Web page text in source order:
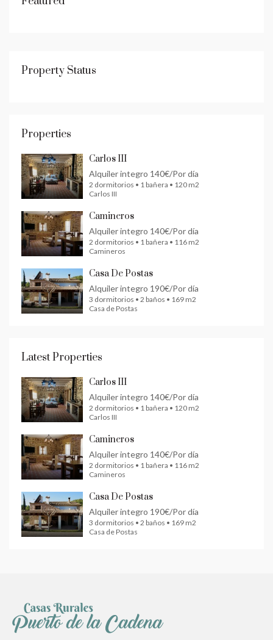
Property Status
Properties
Carlos III
Alquiler integro 140€/Por día
2 dormitorios • 1 bañera • 120 m2
Carlos III
Camineros
Alquiler integro 140€/Por día
2 dormitorios • 1 bañera • 116 m2
Camineros
Casa De Postas
Alquiler integro 190€/Por día
3 dormitorios • 2 baños • 169 m2
Casa de Postas
Latest Properties
Carlos III
Alquiler integro 140€/Por día
2 dormitorios • 1 bañera • 120 m2
Carlos III
Camineros
Alquiler integro 140€/Por día
2 dormitorios • 1 bañera • 116 m2
Camineros
Casa De Postas
Alquiler integro 190€/Por día
3 dormitorios • 2 baños • 169 m2
Casa de Postas